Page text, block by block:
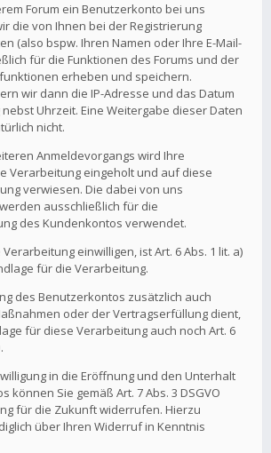
Forum ein Benutzerkonto bei uns
die von Ihnen bei der Registrierung
(also bspw. Ihren Namen oder Ihre E-Mail-
für die Funktionen des Forums und der
erheben und speichern.
wir dann die IP-Adresse und das Datum
Uhrzeit. Eine Weitergabe dieser Daten
nicht.
Anmeldevorgangs wird Ihre
Verarbeitung eingeholt und auf diese
verwiesen. Die dabei von uns
ausschließlich für die
des Kundenkontos verwendet.
einwilligen, ist Art. 6 Abs. 1 lit. a)
für die Verarbeitung.
des Benutzerkontos zusätzlich auch
oder der Vertragserfüllung dient,
für diese Verarbeitung auch noch Art. 6
in die Eröffnung und den Unterhalt
können Sie gemäß Art. 7 Abs. 3 DSGVO
für die Zukunft widerrufen. Hierzu
über Ihren Widerruf in Kenntnis